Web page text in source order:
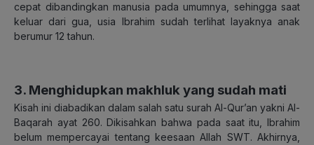
cepat dibandingkan manusia pada umumnya, sehingga saat
keluar dari gua, usia Ibrahim sudah terlihat layaknya anak
berumur 12 tahun.
3. Menghidupkan makhluk yang sudah mati
Kisah ini diabadikan dalam salah satu surah Al-Qur’an yakni Al-
Baqarah ayat 260. Dikisahkan bahwa pada saat itu, Ibrahim
belum mempercayai tentang keesaan Allah SWT. Akhirnya,